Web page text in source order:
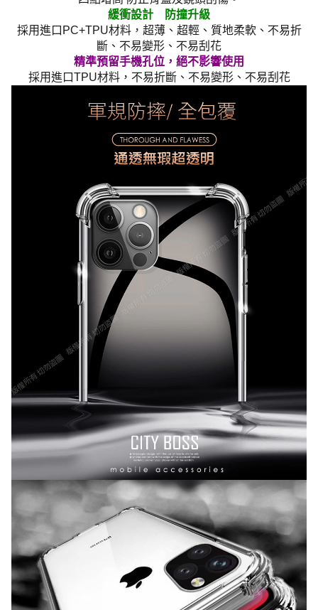
緩衝設計 防撞升級
採用進口PC+TPU材料，超薄、超輕、質地柔軟、不易折
斷、不易變形、不易刮花
精準預留手機孔位，絕不影響使用
採用進口TPU材料，不易折斷、不易變形、不易刮花